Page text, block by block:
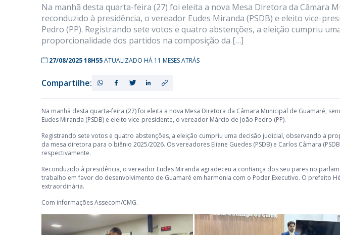
Na manhã desta quarta-feira (27) foi eleita a nova Mesa Diretora da Câmara
reconduzido à presidência, o vereador Eudes Miranda (PSDB) e eleito vice-
Pedro (PP). Registrando sete votos e quatro abstenções, a eleição cumpriu
proporcionalidade dos partidos na composição da […]
27/08/2025 18H55ATUALIZADO HÁ 11 MESES ATRÁS
Compartilhe:
Na manhã desta quarta-feira (27) foi eleita a nova Mesa Diretora da Câmara Municipal de Guamaré,
Eudes Miranda (PSDB) e eleito vice-presidente, o vereador Márcio de João Pedro (PP).
Registrando sete votos e quatro abstenções, a eleição cumpriu uma decisão judicial, observando a
da mesa diretora para o biênio 2025/2026. Os vereadores Eliane Guedes (PSDB) e Carlos Câmara
respectivamente.
Reconduzido à presidência, o vereador Eudes Miranda agradeceu a confiança dos seu pares no
trabalho em favor do desenvolvimento de Guamaré em harmonia com o Poder Executivo. O prefeito
extraordinária.
Com informações Assecom/CMG.